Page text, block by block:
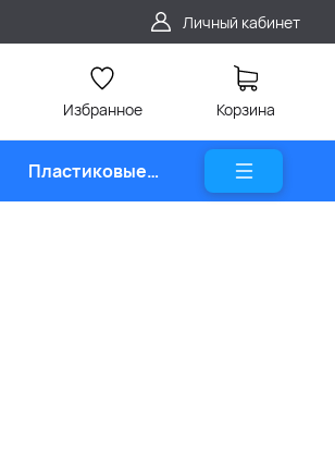
Личный кабинет
Избранное Корзина
Пластиковые
карты